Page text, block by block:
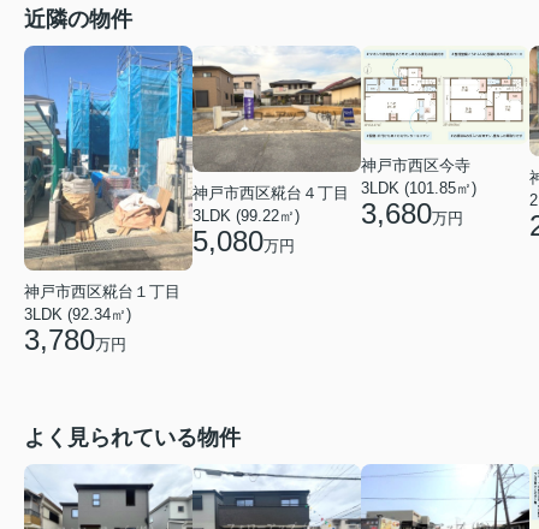
近隣の物件
神戸市西区糀台１丁目
3LDK (92.34㎡)
3,780万円
神戸市西区糀台４丁目
3LDK (99.22㎡)
5,080万円
神戸市西区今寺
3LDK (101.85㎡)
3,680万円
よく見られている物件